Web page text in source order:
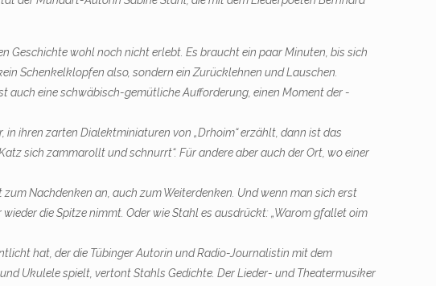
Geschichte wohl noch nicht erlebt. Es braucht ein paar Minuten, bis sich
Schenkelklopfen also, sondern ein Zurücklehnen und Lauschen.
auch eine schwäbisch-gemütliche Aufforderung, einen Moment der
ihren zarten Dialektminiaturen von „Dr­hoim“ erzählt, dann ist das
sich zammarollt und schnurrt“. Für andere aber auch der Ort, wo einer
Nachdenken an, auch zum Weiterdenken. Und wenn man sich erst
die Spitze nimmt. Oder wie Stahl es ausdrückt: „Warom gfallet oim
hat, der die Tübinger Autorin und Radio-Journalistin mit dem
Ukulele spielt, vertont Stahls Gedichte. Der Lieder- und Theatermusiker